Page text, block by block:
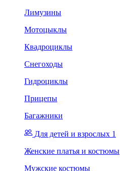
Лимузины
Мотоцыклы
Квадроциклы
Снегоходы
Гидроциклы
Прицепы
Багажники
Для детей и взрослых 1
Женские платья и костюмы
Мужские костюмы